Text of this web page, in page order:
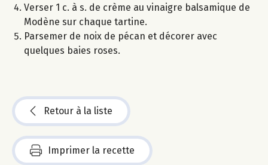
Verser 1 c. à s. de crème au vinaigre balsamique de
Modène sur chaque tartine.
Parsemer de noix de pécan et décorer avec
quelques baies roses.
Retour à la liste
Imprimer la recette